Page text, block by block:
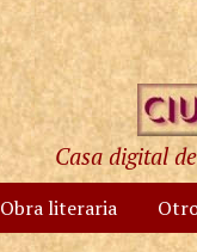
Casa digital
Obra literaria